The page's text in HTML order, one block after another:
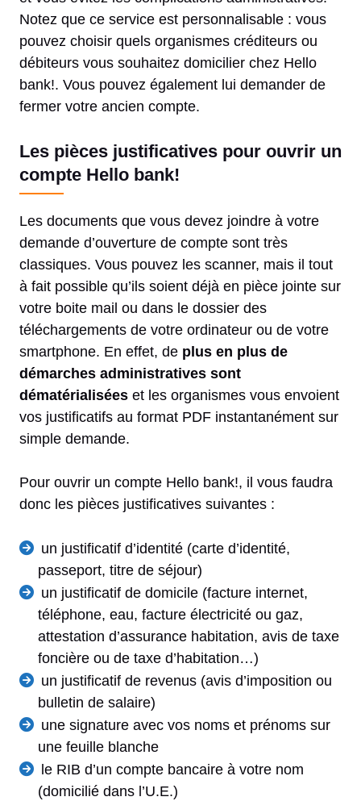
Notez que ce service est personnalisable : vous
pouvez choisir quels organismes créditeurs ou
débiteurs vous souhaitez domicilier chez Hello
bank!. Vous pouvez également lui demander de
fermer votre ancien compte.
Les pièces justificatives pour ouvrir un
compte Hello bank!
Les documents que vous devez joindre à votre
demande d’ouverture de compte sont très
classiques. Vous pouvez les scanner, mais il tout
à fait possible qu’ils soient déjà en pièce jointe sur
votre boite mail ou dans le dossier des
téléchargements de votre ordinateur ou de votre
smartphone. En effet, de plus en plus de
démarches administratives sont
dématérialisées et les organismes vous envoient
vos justificatifs au format PDF instantanément sur
simple demande.
Pour ouvrir un compte Hello bank!, il vous faudra
donc les pièces justificatives suivantes :
un justificatif d’identité (carte d’identité,
passeport, titre de séjour)
un justificatif de domicile (facture internet,
téléphone, eau, facture électricité ou gaz,
attestation d’assurance habitation, avis de taxe
foncière ou de taxe d’habitation…)
un justificatif de revenus (avis d’imposition ou
bulletin de salaire)
une signature avec vos noms et prénoms sur
une feuille blanche
le RIB d’un compte bancaire à votre nom
(domicilié dans l’U.E.)